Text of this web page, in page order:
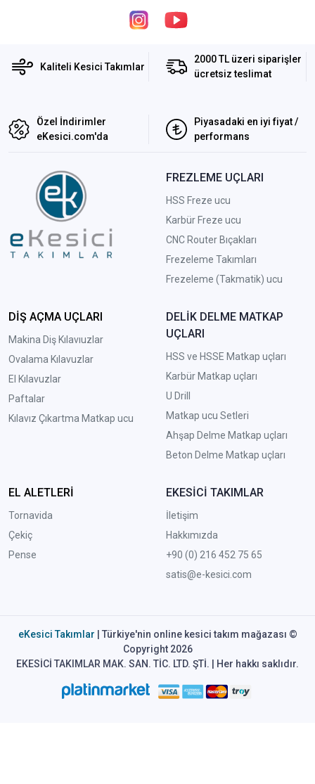
Kaliteli Kesici Takımlar
2000 TL üzeri siparişler
ücretsiz teslimat
Özel İndirimler
eKesici.com'da
Piyasadaki en iyi fiyat /
performans
FREZLEME UÇLARI
HSS Freze ucu
Karbür Freze ucu
CNC Router Bıçakları
Frezeleme Takımları
Frezeleme (Takmatik) ucu
DİŞ AÇMA UÇLARI
Makina Diş Kılavıuzlar
Ovalama Kılavuzlar
El Kılavuzlar
Paftalar
Kılavız Çıkartma Matkap ucu
DELİK DELME MATKAP
UÇLARI
HSS ve HSSE Matkap uçları
Karbür Matkap uçları
U Drill
Matkap ucu Setleri
Ahşap Delme Matkap uçları
Beton Delme Matkap uçları
EL ALETLERİ
Tornavida
Çekiç
Pense
EKESİCİ TAKIMLAR
İletişim
Hakkımızda
+90 (0) 216 452 75 65
satis@e-kesici.com
eKesici Takımlar | Türkiye'nin online kesici takım mağazası ©
Copyright 2026
EKESİCİ TAKIMLAR MAK. SAN. TİC. LTD. ŞTİ. | Her hakkı saklıdır.